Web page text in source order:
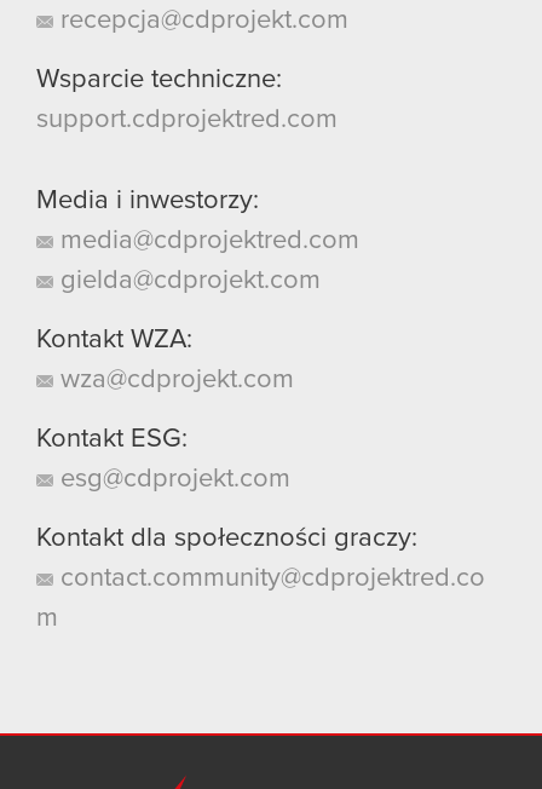
recepcja@cdprojekt.com
Wsparcie techniczne:
support.cdprojektred.com
Media i inwestorzy:
media@cdprojektred.com
gielda@cdprojekt.com
Kontakt WZA:
wza@cdprojekt.com
Kontakt ESG:
esg@cdprojekt.com
Kontakt dla społeczności graczy:
contact.community@cdprojektred.co
m